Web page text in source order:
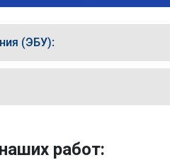
(ЭБУ):
работ: